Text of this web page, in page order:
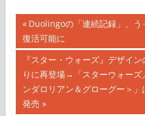
投
稿
ナ
ビ
前
の
記
事:
Duolingoの「連続記録」、
復活可能に
次
の
記
事:
『スター・ウォーズ』デザイ
りに再登場→「スターウォーズ
ンダロリアン＆グローグー＞
発売